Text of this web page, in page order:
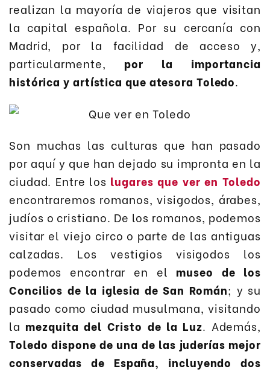
realizan la mayoría de viajeros que visitan
la capital española. Por su cercanía con
Madrid, por la facilidad de acceso y,
particularmente, por la importancia
histórica y artística que atesora Toledo.
Son muchas las culturas que han pasado
por aquí y que han dejado su impronta en la
ciudad. Entre los lugares que ver en Toledo
encontraremos romanos, visigodos, árabes,
judíos o cristiano. De los romanos, podemos
visitar el viejo circo o parte de las antiguas
calzadas. Los vestigios visigodos los
podemos encontrar en el museo de los
Concilios de la iglesia de San Román; y su
pasado como ciudad musulmana, visitando
la mezquita del Cristo de la Luz. Además,
Toledo dispone de una de las juderías mejor
conservadas de España, incluyendo dos